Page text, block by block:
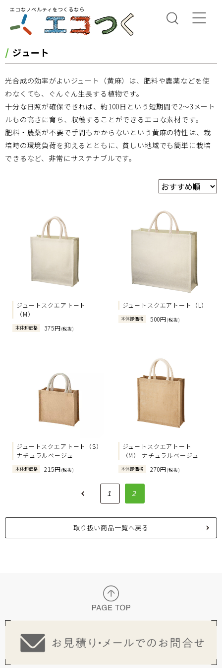
エコなノベルティをつくるなら
ジュート
光合成の効率がよいジュート（黄麻）は、肥料や農薬などを使
わなくても、ぐんぐん生長する植物です。
十分な日照が確保できれば、約100日という短期間で2～3メート
ルもの高さに育ち、収穫することができるエコな素材です。
肥料・農薬が不要で手間もかからないという黄麻の特性は、栽
培時の環境負荷を抑えるとともに、貧しい地域でも簡単に栽培
できるなど、非常にサステナブルです。
ジュートスクエアトート
（M）
本体卸価格 375円(税抜)
ジュートスクエアトート（L）
本体卸価格 500円(税抜)
ジュートスクエアトート（S）
ナチュラルベージュ
本体卸価格 215円(税抜)
ジュートスクエアトート
（M） ナチュラルベージュ
本体卸価格 270円(税抜)
<1 2
取り扱い商品一覧へ戻る